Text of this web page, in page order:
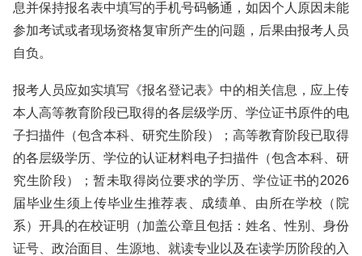
息并保持报名表中填写的手机号码畅通，如因个人原因未能
参加考试或者现场资格复审所产生的问题，后果由报考人员
自负。
报考人员应如实填写《报名登记表》中的相关信息，应上传
本人高等教育阶段已取得的各层级学历、学位证书原件的电
子扫描件（包含本科、研究生阶段）；高等教育阶段已取得
的各层级学历、学位的认证材料电子扫描件（包含本科、研
究生阶段）；暂未取得岗位要求的学历、学位证书的2026
届毕业生须上传毕业生推荐表、成绩单、由所在学校（院
系）开具的在校证明（加盖公章且包括：姓名、性别、身份
证号、政治面目、生源地、就读专业以及在读学历阶段的入